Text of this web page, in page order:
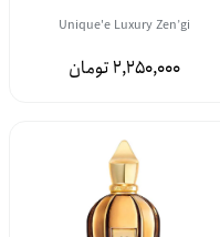
Unique'e Luxury Zen’gi
2,250,000